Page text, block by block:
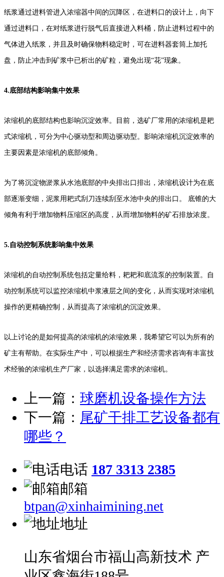
纸浆通过进料管进入浓缩器中间的沉降区，在进料口的设计上，向下
通过进料口，在对纸浆进行脱气后直接进入料桶，防止进料过程中的
气体进入纸浆，并且及时确保物料稳定时，可在进料器套筒上加托
盘，防止冲击到矿浆中已析出的矿粒，避免出现“花”现象。
4.底部结构影响集中效果
浓缩机的底部结构也影响沉淀效率。目前，选矿厂常用的浓缩机是耙
式浓缩机，可分为中心驱动型和周边驱动型。影响浓缩机沉淀效率的
主要因素是浓缩机的底部倾角。
为了将沉淀物淤浆从水池底部的中央排出口排出，浓缩机设计为在底
部逐渐变细，泥浆用耙式刮刀连续刮至水池中央的排出口。 底锥的大
倾角有利于增加物料压缩区的高度，从而增加物料的矿石排放浓度。
5.自动控制系统影响集中效果
浓缩机的自动控制系统包括定量给料，耙耙和底流泵的控制装置。自
动控制系统可以监控浓缩机中浆液层之间的变化，从而实现对浓缩机
操作的更精确控制，从而提高了浓缩机的沉淀效果。
以上讨论的是如何提高的浓缩机的浓缩效果，我希望它可以为所有的
矿主有帮助。在实际生产中，可以根据生产和经济需求咨询有丰富技
术经验的浓缩机生产厂家，以选择满足需求的浓缩机。
上一篇： 球磨机设备操作方法
下一篇： 尾矿干排工艺设备都有
哪些？
电话 187 3313 2385
邮箱
btpan@xinhaimining.net
地址
山东省烟台市福山高新技术 产